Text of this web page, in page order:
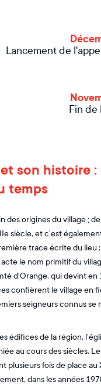
Lancement de
Fin de
son histoire
temps
des origines du village ;
siècle, et c’est
trace écrite du lieu
le nom primitif du
d’Orange, qui devint
confièrent le village en
seigneurs connus se
édifices de la région,
au cours des siècles.
plusieurs fois de place au
dans les années